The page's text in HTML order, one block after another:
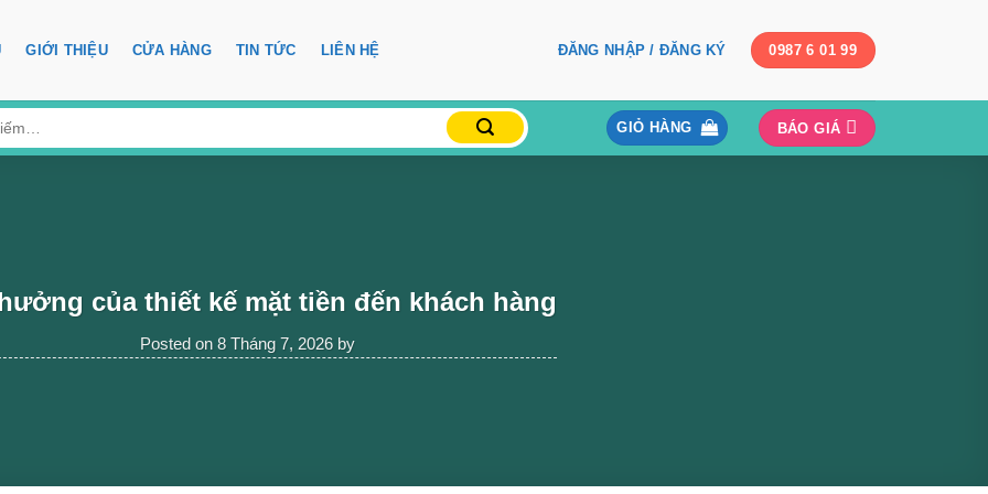
GIỚI THIỆU CỬA HÀNG TIN TỨC LIÊN HỆ ĐĂNG NHẬP / ĐĂNG KÝ 0987 6 01 99
GIỎ HÀNG BÁO GIÁ
của thiết kế mặt tiền đến khách hàng
Posted on 8 Tháng 7, 2026by